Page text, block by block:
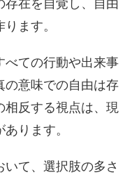
存在を自覚し、自由
ます。
べての行動や出来事
の意味での自由は存
相反する視点は、現
ります。
て、選択肢の多さ